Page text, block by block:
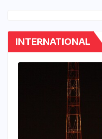
INTERNATIONAL